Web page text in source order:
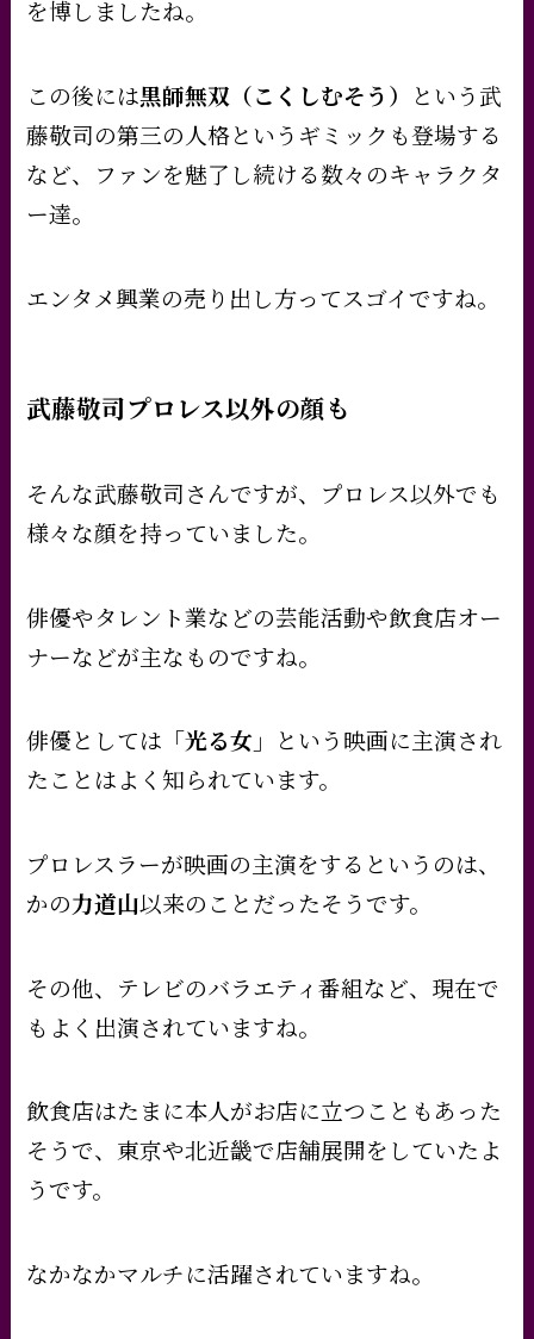
を博しましたね。
この後には黒師無双（こくしむそう） という武
藤敬司の第三の人格というギミックも登場する
など、ファンを魅了し続ける数々のキャラクタ
ー達。
エンタメ興業の売り出し方ってスゴイですね。
武藤敬司プロレス以外の顔も
そんな武藤敬司さんですが、プロレス以外でも
様々な顔を持っていました。
俳優やタレント業などの芸能活動や飲食店オー
ナーなどが主なものですね。
俳優としては 「光る女」 という映画に主演され
たことはよく知られています。
プロレスラーが映画の主演をするというのは、
かの力道山以来のことだったそうです。
その他、テレビのバラエティ番組など、現在で
もよく出演されていますね。
飲食店はたまに本人がお店に立つこともあった
そうで、東京や北近畿で店舗展開をしていたよ
うです。
なかなかマルチに活躍されていますね。